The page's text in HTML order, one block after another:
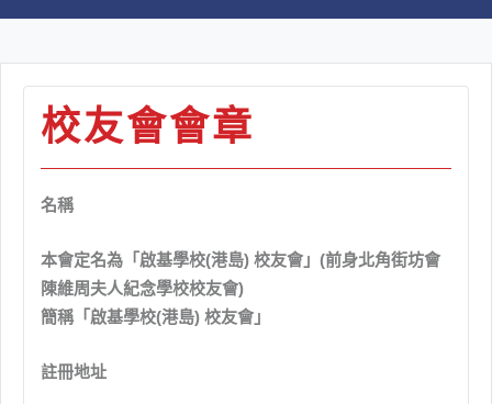
校友會會章
名稱
本會定名為「啟基學校(港島) 校友會」(前身北角街坊會
陳維周夫人紀念學校校友會)
簡稱「啟基學校(港島) 校友會」
註冊地址